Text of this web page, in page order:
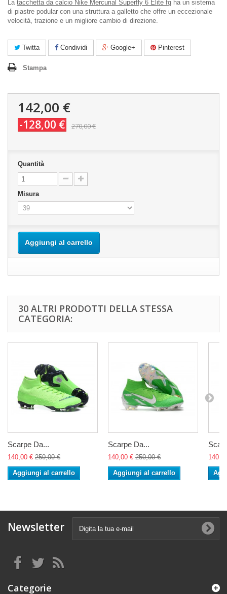
La tacchetta da calcio Nike Mercurial Superfly 6 Elite fg ha un sistema
di piastre podular con una struttura a galletto che offre un eccezionale
velocità, trazione e un migliore cambio di direzione.
Twitta Condividi Google+ Pinterest
Stampa
142,00 €
-128,00 € 270,00 €
Quantità
Misura
Aggiungi al carrello
30 ALTRI PRODOTTI DELLA STESSA
CATEGORIA:
Scarpe Da...
140,00 € 250,00 €
Aggiungi al carrello
Scarpe Da...
140,00 € 250,00 €
Aggiungi al carrello
Newsletter
Categorie